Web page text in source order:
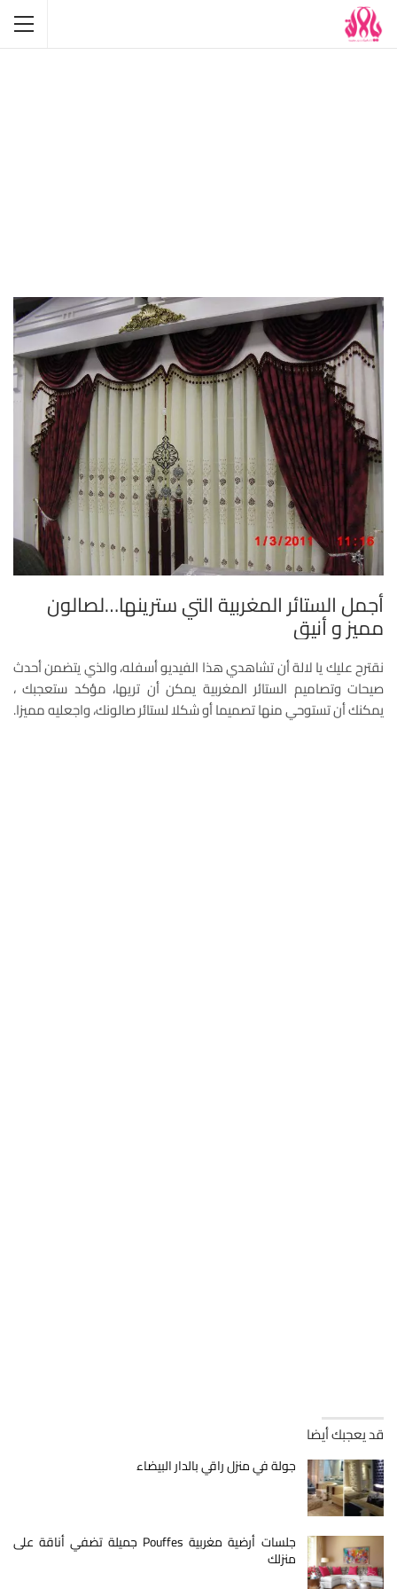
أجمل الستائر المغربية التي سترينها…لصالون
مميز و أنيق
نقترح عليك يا لالة أن تشاهدي هذا الفيديو أسفله، والذي يتضمن أحدث
صيحات وتصاميم الستائر المغربية يمكن أن تريها، مؤكد ستعجبك ،
يمكنك أن تستوحي منها تصميما أو شكلا لستائر صالونك، واجعليه مميزا.
قد يعجبك أيضا
جولة في منزل راقي بالدار البيضاء
جلسات أرضية مغربية Pouffes جميلة تضفي أناقة على
منزلك